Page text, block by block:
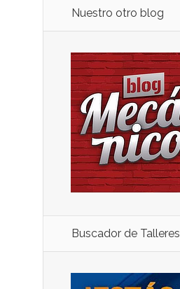
Nuestro otro blog
Buscador de Talleres